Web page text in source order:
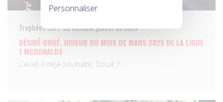
Personnaliser
Trophées UNFP du meilleur joueur du mois
DÉSIRÉ DOUÉ, JOUEUR DU MOIS DE MARS 2025 DE LA LIGUE
1 MCDONALDS
L’avait-il déjà souhaité, Doué ? …